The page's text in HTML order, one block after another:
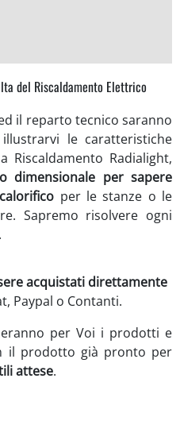
del Riscaldamento Elettrico
il reparto tecnico saranno
le caratteristiche
Radialight,
dimensionale per sapere
per le stanze o le
Sapremo risolvere ogni
acquistati direttamente
Paypal o Contanti.
per Voi i prodotti e
il prodotto già pronto per
attese.